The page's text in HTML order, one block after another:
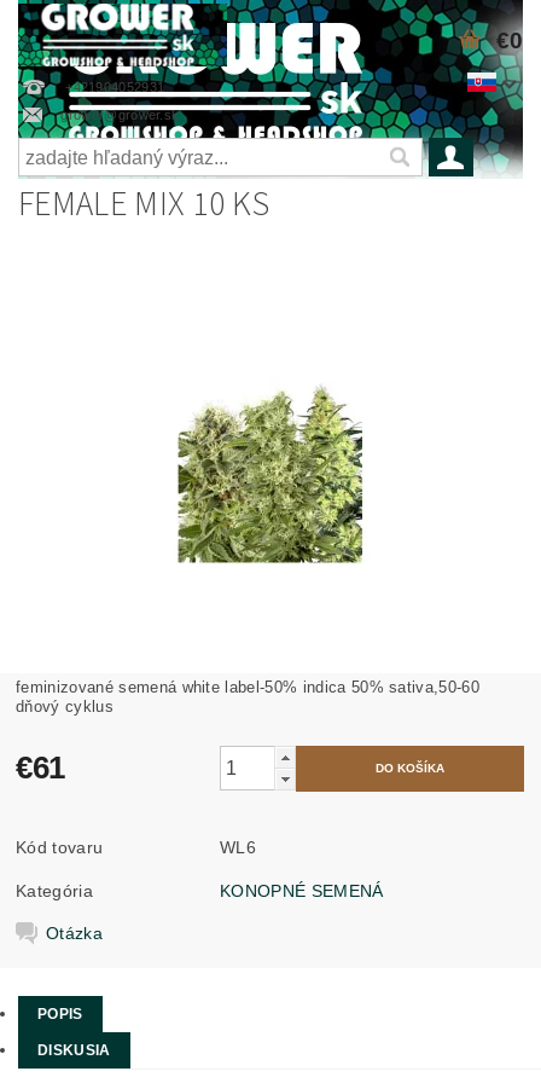
+421904052931
grower@grower.sk
€0
FEMALE MIX 10 KS
feminizované semená white label-50% indica 50% sativa,50-60
dňový cyklus
€61
Kód tovaru WL6
Kategória KONOPNÉ SEMENÁ
Otázka
POPIS
DISKUSIA